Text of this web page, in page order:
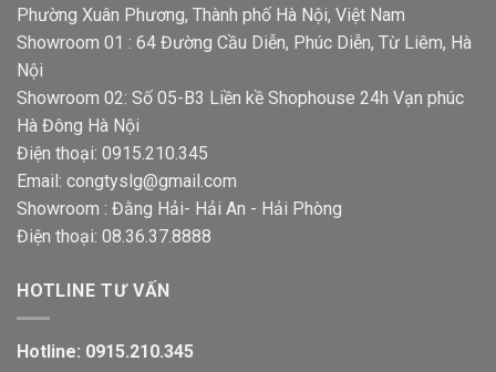
Phường Xuân Phương, Thành phố Hà Nội, Việt Nam
Showroom 01 : 64 Đường Cầu Diễn, Phúc Diễn, Từ Liêm, Hà
Nội
Showroom 02: Số 05-B3 Liền kề Shophouse 24h Vạn phúc
Hà Đông Hà Nội
Điện thoại: 0915.210.345
Email: congtyslg@gmail.com
Showroom : Đằng Hải- Hải An - Hải Phòng
Điện thoại: 08.36.37.8888
HOTLINE TƯ VẤN
Hotline: 0915.210.345